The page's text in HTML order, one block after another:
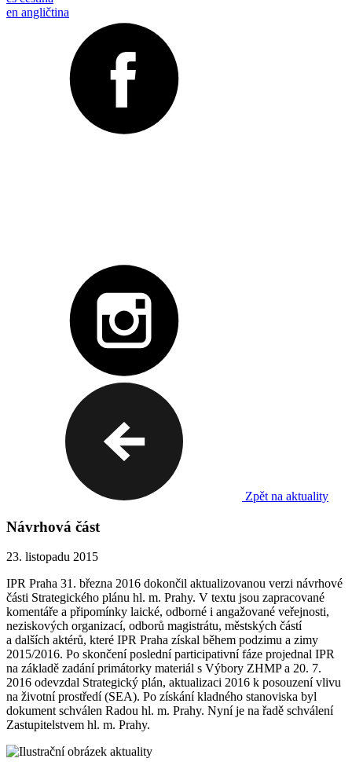
en angličtina
Zpět na aktuality
Návrhová část
23. listopadu 2015
IPR Praha 31. března 2016 dokončil aktualizovanou verzi návrhové
části Strategického plánu hl. m. Prahy. V textu jsou zapracované
komentáře a připomínky laické, odborné i angažované veřejnosti,
neziskových organizací, odborů magistrátu, městských částí
a dalších aktérů, které IPR Praha získal během podzimu a zimy
2015/2016. Po skončení poslední participativní fáze projednal IPR
na základě zadání primátorky materiál s Výbory ZHMP a 20. 7.
2016 odevzdal Strategický plán, aktualizaci 2016 k posouzení vlivu
na životní prostředí (SEA). Po získání kladného stanoviska byl
dokument schválen Radou hl. m. Prahy. Nyní je na řadě schválení
Zastupitelstvem hl. m. Prahy.